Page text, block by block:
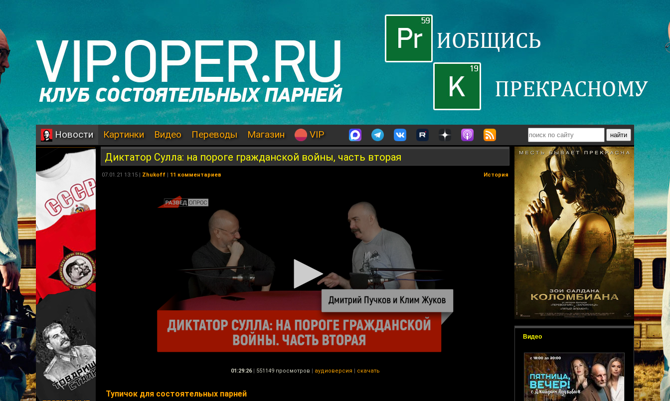
Новости Картинки Видео Переводы Магазин VIP
Видео
Диктатор Сулла: на пороге гражданской войны, часть вторая
07.01.21 13:15 | Zhukoff | 11 комментариев История
01:29:26 | 551149 просмотров | аудиоверсия | скачать
Тупичок для состоятельных парней